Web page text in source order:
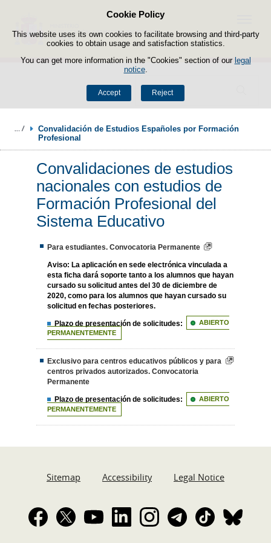
Cookie Policy
This website uses its own cookies to facilitate browsing and third-party
cookies to obtain usage and satisfaction statistics.
You can get more information in the "Cookies" section of our legal
notice.
Accept Reject
Skip to content
Search
Menu
Convalidación de Estudios Españoles por Formación
Profesional
Convalidaciones de estudios
nacionales con estudios de
Formación Profesional del
Sistema Educativo
Para estudiantes. Convocatoria Permanente
Aviso: La aplicación en sede electrónica vinculada a
esta ficha dará soporte tanto a los alumnos que hayan
cursado su solicitud antes del 30 de diciembre de
2020, como para los alumnos que hayan cursado su
solicitud en fechas posteriores.
Plazo de presentación de solicitudes:
ABIERTO
PERMANENTEMENTE
Exclusivo para centros educativos públicos y para
centros privados autorizados. Convocatoria
Permanente
Plazo de presentación de solicitudes:
ABIERTO
PERMANENTEMENTE
Sitemap Accessibility Legal Notice